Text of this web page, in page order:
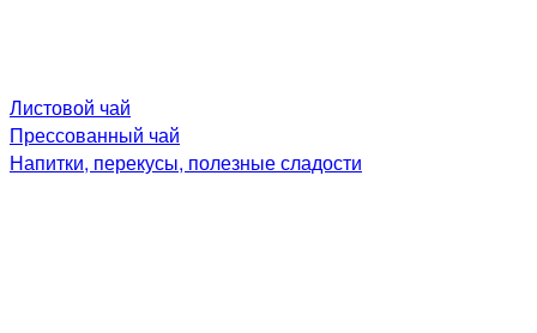
Листовой чай
Прессованный чай
Напитки, перекусы, полезные сладости